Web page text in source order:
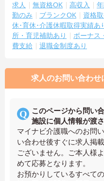
求人
無資格OK 高収入
勤のみ
ブランクOK 資格
休･育休･介護休暇取得実績あ
所・育児補助あり
ボーナス
費支給
退職金制度あり
求人のお問い合わせ
このページから問い
施設に個人情報が渡
マイナビ介護職へのお問
い合わせ後すぐに求人掲
ございません。ご本人様
めて応募となります。
お預かりしているすべて